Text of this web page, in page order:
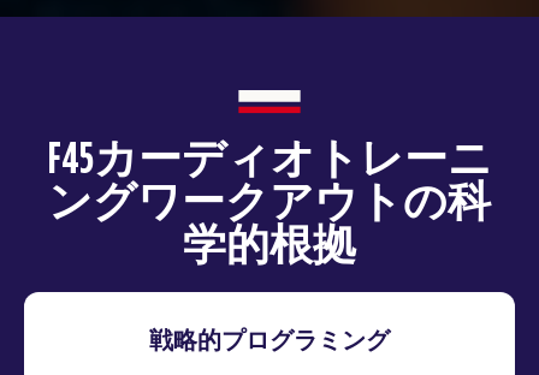
F45カーディオトレーニ
ングワークアウトの科
学的根拠
戦略的プログラミング